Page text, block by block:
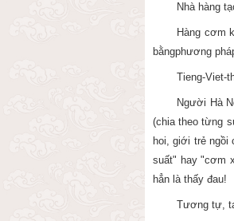
Nhà hàng
Hàng cơm
bằngphương
Tieng-Viet-
Người Hà
(chia theo từng
hoi, giới trẻ ngồi
suất" hay "cơm
hẳn là thấy đau!
Tương tự,